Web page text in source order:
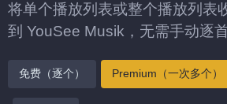
将单个播放列表或整个播放列表
到 YouSee Musik，无需手动逐首
免费（逐个） Premium（一次多个）